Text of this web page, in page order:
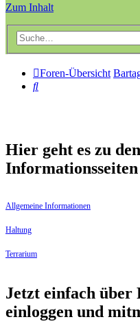
Zum Inhalt
Foren-Übersicht
Suche
Hier geht es zu
Informationsseiten
Allgemeine Informationen
Haltung
Terrarium
Jetzt einfach über
einloggen und